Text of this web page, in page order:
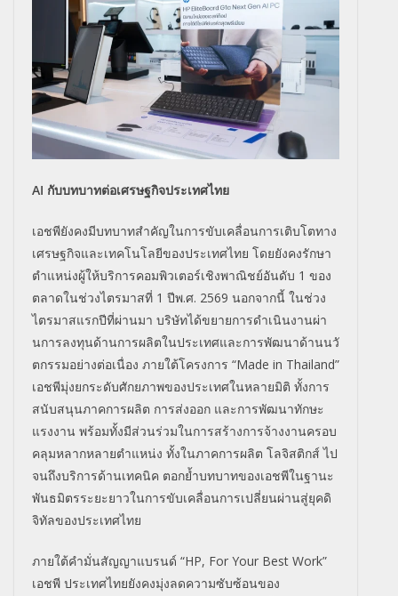
AI กับบทบาทต่อเศรษฐกิจประเทศไทย
เอชพียังคงมีบทบาทสำคัญในการขับเคลื่อนการเติบโตทาง
เศรษฐกิจและเทคโนโลยีของประเทศไทย โดยยังคงรักษา
ตำแหน่งผู้ให้บริการคอมพิวเตอร์เชิงพาณิชย์อันดับ 1 ของ
ตลาดในช่วงไตรมาสที่ 1 ปีพ.ศ. 2569 นอกจากนี้ ในช่วง
ไตรมาสแรกปีที่ผ่านมา บริษัทได้ขยายการดำเนินงานผ่า
นการลงทุนด้านการผลิตในประเทศและการพัฒนาด้านนวั
ตกรรมอย่างต่อเนื่อง ภายใต้โครงการ “Made in Thailand”
เอชพีมุ่งยกระดับศักยภาพของประเทศในหลายมิติ ทั้งการ
สนับสนุนภาคการผลิต การส่งออก และการพัฒนาทักษะ
แรงงาน พร้อมทั้งมีส่วนร่วมในการสร้างการจ้างงานครอบ
คลุมหลากหลายตำแหน่ง ทั้งในภาคการผลิต โลจิสติกส์ ไป
จนถึงบริการด้านเทคนิค ตอกย้ำบทบาทของเอชพีในฐานะ
พันธมิตรระยะยาวในการขับเคลื่อนการเปลี่ยนผ่านสู่ยุคดิ
จิทัลของประเทศไทย
ภายใต้คำมั่นสัญญาแบรนด์ “HP, For Your Best Work”
เอชพี ประเทศไทยยังคงมุ่งลดความซับซ้อนของ